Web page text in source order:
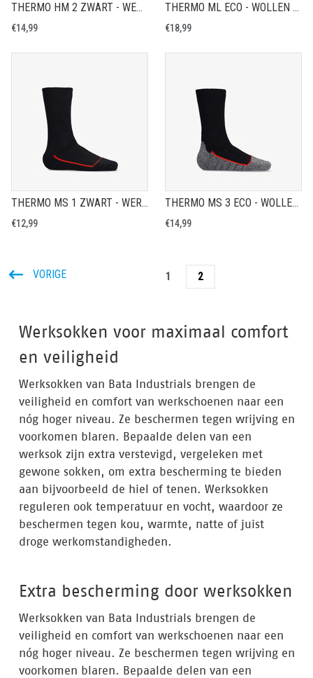
THERMO HM 2 ZWART - WERKSOK
€14,99
THERMO ML ECO - WOLLEN WERKSOK MET EXTRA STEUNZONES
€18,99
THERMO MS 1 ZWART - WERKSOK
€12,99
THERMO MS 3 ECO - WOLLEN VOCHTREGULERENDE WERKSOK
€14,99
VORIGE 1 2
Werksokken voor maximaal comfort
en veiligheid
Werksokken van Bata Industrials brengen de
veiligheid en comfort van werkschoenen naar een
nóg hoger niveau. Ze beschermen tegen wrijving en
voorkomen blaren. Bepaalde delen van een
werksok zijn extra verstevigd, vergeleken met
gewone sokken, om extra bescherming te bieden
aan bijvoorbeeld de hiel of tenen. Werksokken
reguleren ook temperatuur en vocht, waardoor ze
beschermen tegen kou, warmte, natte of juist
droge werkomstandigheden.
Extra bescherming door werksokken
Werksokken van Bata Industrials brengen de
veiligheid en comfort van werkschoenen naar een
nóg hoger niveau. Ze beschermen tegen wrijving en
voorkomen blaren. Bepaalde delen van een